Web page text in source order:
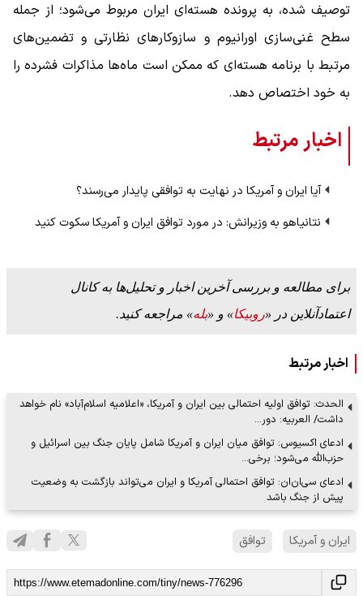
توصیف شده، به پرونده هسته‌ای ایران مربوط می‌شود؛ از جمله
سطح غنی‌سازی اورانیوم و سازوکارهای نظارتی و تضمین‌های
مرتبط با برنامه هسته‌ای که ممکن است ماه‌ها مذاکرات فشرده را
به خود اختصاص دهد.
اخبار مرتبط
آیا ایران و آمریکا در نهایت به توافقی پایدار می‌رسند؟
نتانیاهو به وزیرانش: در مورد توافق ایران و آمریکا سکوت کنید
برای مطالعه و بررسی آخرین اخبار و تحلیل‌ها به کانال
اعتمادآنلاین در «روبیکا» و «بله» مراجعه کنید.
اخبار مرتبط
الحدث: توافق اولیه احتمالی بین ایران و آمریکا، «اعلامیه اسلام‌آباد» نام خواهد
داشت/ العربیه: دور…
ادعای اکسیوس: توافق میان ایران و آمریکا شامل پایان جنگ بین اسرائیل و
حزب‌الله می‌شود؛ برخی…
ادعای سی‌ان‌ان: توافق احتمالی آمریکا و ایران می‌تواند بازگشت به وضعیت
پیش از جنگ باشد
ایران و آمریکا توافق